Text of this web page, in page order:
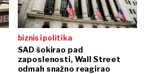
biznis i politika
SAD šokirao pad
zaposlenosti, Wall Street
odmah snažno reagirao